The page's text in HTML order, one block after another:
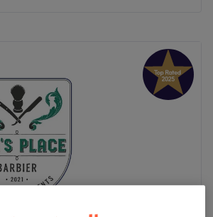
17:00
17:00
–17:00
17:00
im Hamburg Hummelsbüttel bieten wir
an exklusiven